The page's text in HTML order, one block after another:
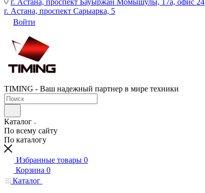
г. Астана, проспект Бауыржан Момышулы, 17а, офис 24
г. Астана, проспект Сарыарка, 5
Войти
TIMING - Ваш надежный партнер в мире техники
Каталог
По всему сайту
По каталогу
Избранные товары 0
Корзина 0
Каталог